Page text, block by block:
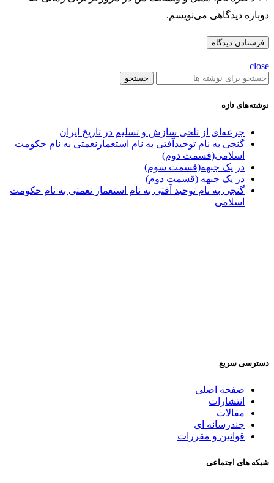
دوباره دیدگاهی می‌نویسم.
close
جستجو
نوشته‌های تازه
جرعه‌ای از تلخی سازش و تسلیم در تاریخ ایران
گنجی به نام توحیدآفتی به نام استعمارنعمتی به نام حکومت
اسلامی(قسمت دوم)
در یک جبهه(قسمت سوم)
در یک جبهه (قسمت دوم)
گنجی به نام توحید آفتی به نام استعمار نعمتی به نام حکومت
اسلامی
دسترسی سریع
صفحه اصلی
انتشارات
مقالات
چندرسانه ای
قوانین و مقررات
شبکه های اجتماعی